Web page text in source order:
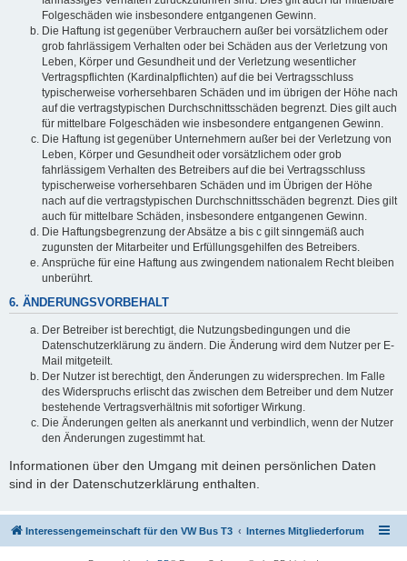
Folgeschäden wie insbesondere entgangenen Gewinn.
Die Haftung ist gegenüber Verbrauchern außer bei vorsätzlichem oder
grob fahrlässigem Verhalten oder bei Schäden aus der Verletzung von
Leben, Körper und Gesundheit und der Verletzung wesentlicher
Vertragspflichten (Kardinalpflichten) auf die bei Vertragsschluss
typischerweise vorhersehbaren Schäden und im übrigen der Höhe nach
auf die vertragstypischen Durchschnittsschäden begrenzt. Dies gilt auch
für mittelbare Folgeschäden wie insbesondere entgangenen Gewinn.
Die Haftung ist gegenüber Unternehmern außer bei der Verletzung von
Leben, Körper und Gesundheit oder vorsätzlichem oder grob
fahrlässigem Verhalten des Betreibers auf die bei Vertragsschluss
typischerweise vorhersehbaren Schäden und im Übrigen der Höhe
nach auf die vertragstypischen Durchschnittsschäden begrenzt. Dies gilt
auch für mittelbare Schäden, insbesondere entgangenen Gewinn.
Die Haftungsbegrenzung der Absätze a bis c gilt sinngemäß auch
zugunsten der Mitarbeiter und Erfüllungsgehilfen des Betreibers.
Ansprüche für eine Haftung aus zwingendem nationalem Recht bleiben
unberührt.
6. ÄNDERUNGSVORBEHALT
Der Betreiber ist berechtigt, die Nutzungsbedingungen und die
Datenschutzerklärung zu ändern. Die Änderung wird dem Nutzer per E-
Mail mitgeteilt.
Der Nutzer ist berechtigt, den Änderungen zu widersprechen. Im Falle
des Widerspruchs erlischt das zwischen dem Betreiber und dem Nutzer
bestehende Vertragsverhältnis mit sofortiger Wirkung.
Die Änderungen gelten als anerkannt und verbindlich, wenn der Nutzer
den Änderungen zugestimmt hat.
Informationen über den Umgang mit deinen persönlichen Daten
sind in der Datenschutzerklärung enthalten.
Interessengemeinschaft für den VW Bus T3 Internes Mitgliederforum